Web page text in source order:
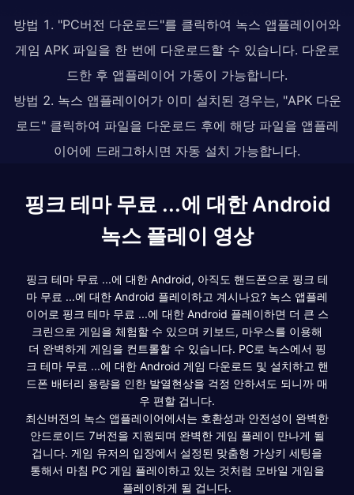
방법 1. "PC버전 다운로드"를 클릭하여 녹스 앱플레이어와
게임 APK 파일을 한 번에 다운로드할 수 있습니다. 다운로
드한 후 앱플레이어 가동이 가능합니다.
방법 2. 녹스 앱플레이어가 이미 설치된 경우는, "APK 다운
로드" 클릭하여 파일을 다운로드 후에 해당 파일을 앱플레
이어에 드래그하시면 자동 설치 가능합니다.
핑크 테마 무료 ...에 대한 Android
녹스 플레이 영상
핑크 테마 무료 ...에 대한 Android, 아직도 핸드폰으로 핑크 테
마 무료 ...에 대한 Android 플레이하고 계시나요? 녹스 앱플레
이어로 핑크 테마 무료 ...에 대한 Android 플레이하면 더 큰 스
크린으로 게임을 체험할 수 있으며 키보드, 마우스를 이용해
더 완벽하게 게임을 컨트롤할 수 있습니다. PC로 녹스에서 핑
크 테마 무료 ...에 대한 Android 게임 다운로드 및 설치하고 핸
드폰 배터리 용량을 인한 발열현상을 걱정 안하셔도 되니까 매
우 편할 겁니다.
최신버전의 녹스 앱플레이어에서는 호환성과 안전성이 완벽한
안드로이드 7버전을 지원되며 완벽한 게임 플레이 만나게 될
겁니다. 게임 유저의 입장에서 설정된 맞춤형 가상키 세팅을
통해서 마침 PC 게임 플레이하고 있는 것처럼 모바일 게임을
플레이하게 될 겁니다.